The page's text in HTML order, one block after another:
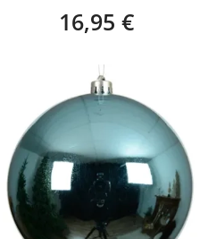
16,95 €